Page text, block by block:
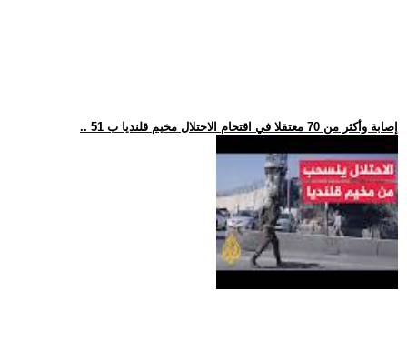
.. 51 إصابة وأكثر من 70 معتقلا في اقتحام الاحتلال مخيم قلنديا ب